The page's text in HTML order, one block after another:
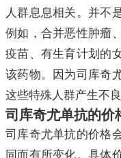
人群息息相关。并不
例如，合并恶性肿瘤
疫苗、有生育计划的
该药物。因为司库奇
这些特殊人群产生不
司库奇尤单抗的价
司库奇尤单抗的价格
同而有所变化。具体